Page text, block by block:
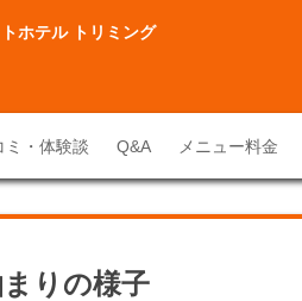
ホテル トリミング
ミ・体験談 Q&A メニュー料金
りの様子